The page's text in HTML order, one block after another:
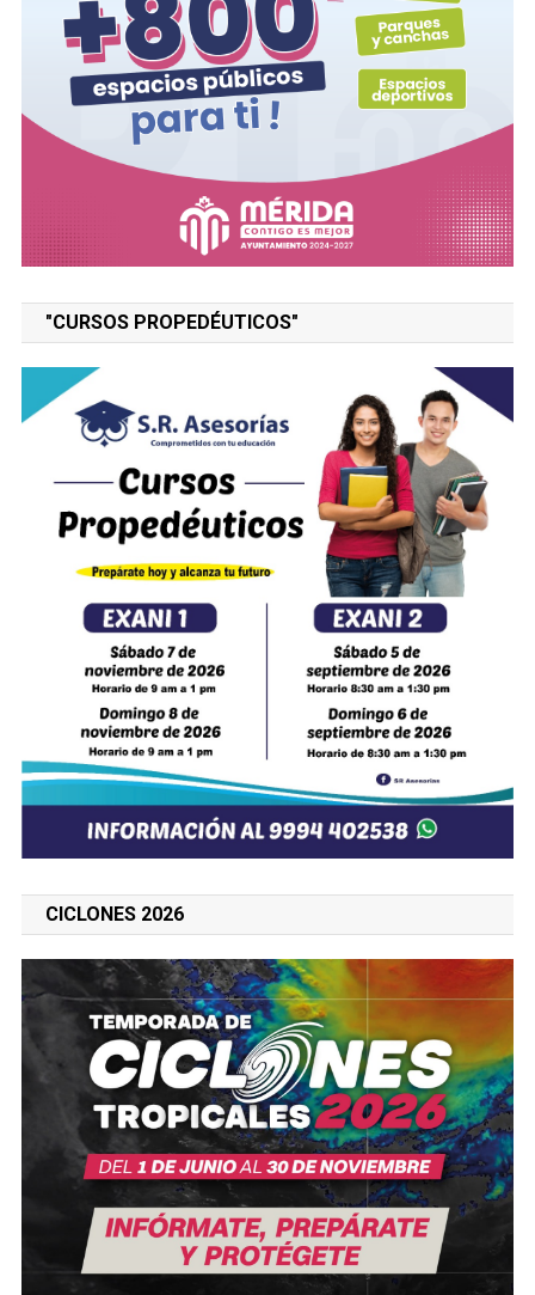
"CURSOS PROPEDÉUTICOS"
CICLONES 2026